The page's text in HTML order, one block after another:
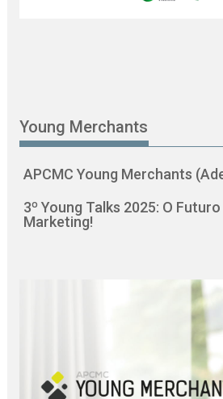
Young Merchants
APCMC Young Merchants
3º Young Talks 2025: O
Marketing!